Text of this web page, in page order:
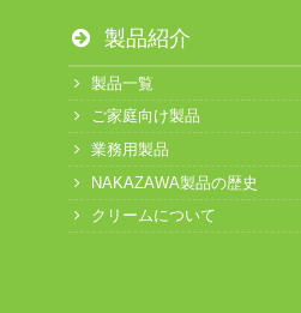
製品紹介
製品一覧
ご家庭向け製品
業務用製品
NAKAZAWA製品の歴史
クリームについて